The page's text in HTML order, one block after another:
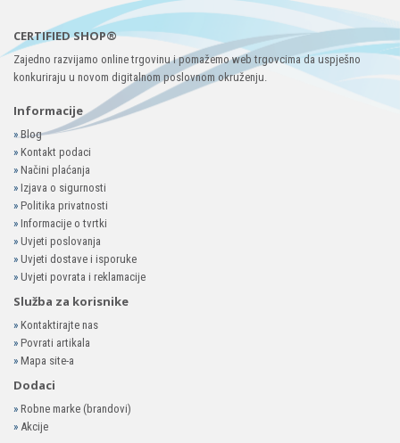
CERTIFIED SHOP®
Zajedno razvijamo online trgovinu i pomažemo web trgovcima da uspješno
konkuriraju u novom digitalnom poslovnom okruženju.
Informacije
»Blog
» Kontakt podaci
» Načini plaćanja
» Izjava o sigurnosti
» Politika privatnosti
» Informacije o tvrtki
» Uvjeti poslovanja
» Uvjeti dostave i isporuke
» Uvjeti povrata i reklamacije
Služba za korisnike
» Kontaktirajte nas
» Povrati artikala
» Mapa site-a
Dodaci
» Robne marke (brandovi)
» Akcije